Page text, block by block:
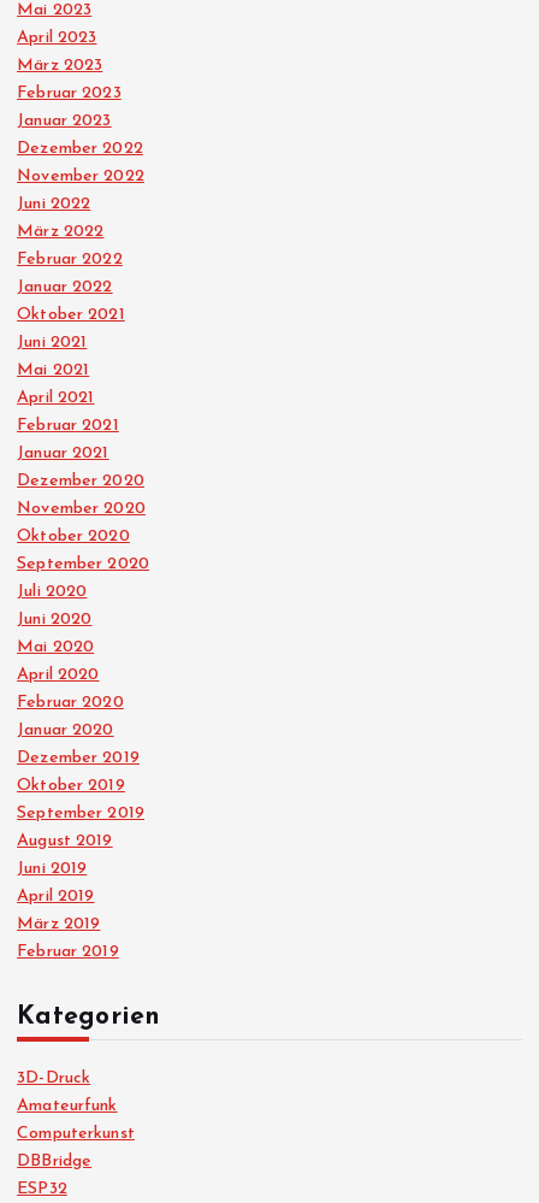
Mai 2023
April 2023
März 2023
Februar 2023
Januar 2023
Dezember 2022
November 2022
Juni 2022
März 2022
Februar 2022
Januar 2022
Oktober 2021
Juni 2021
Mai 2021
April 2021
Februar 2021
Januar 2021
Dezember 2020
November 2020
Oktober 2020
September 2020
Juli 2020
Juni 2020
Mai 2020
April 2020
Februar 2020
Januar 2020
Dezember 2019
Oktober 2019
September 2019
August 2019
Juni 2019
April 2019
März 2019
Februar 2019
Kategorien
3D-Druck
Amateurfunk
Computerkunst
DBBridge
ESP32